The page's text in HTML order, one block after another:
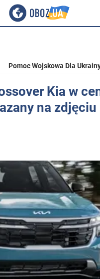
Pomoc Wojskowa Dla
Kia w
na zdjęciu